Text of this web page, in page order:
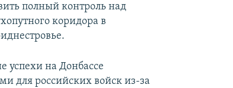
полный контроль над
коридора в
успехи на Донбассе
для российских войск из-за